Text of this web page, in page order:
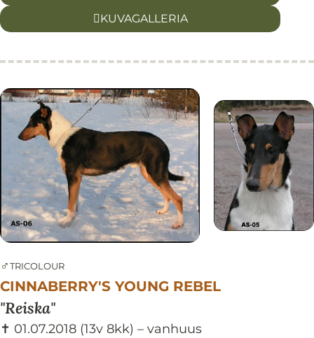
KUVAGALLERIA
♂TRICOLOUR
CINNABERRY'S YOUNG REBEL
Reiska
✝ 01.07.2018 (13v 8kk) – vanhuus